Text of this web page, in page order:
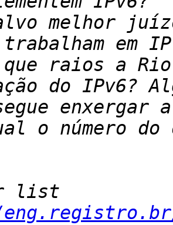
melhor
raios a
o número